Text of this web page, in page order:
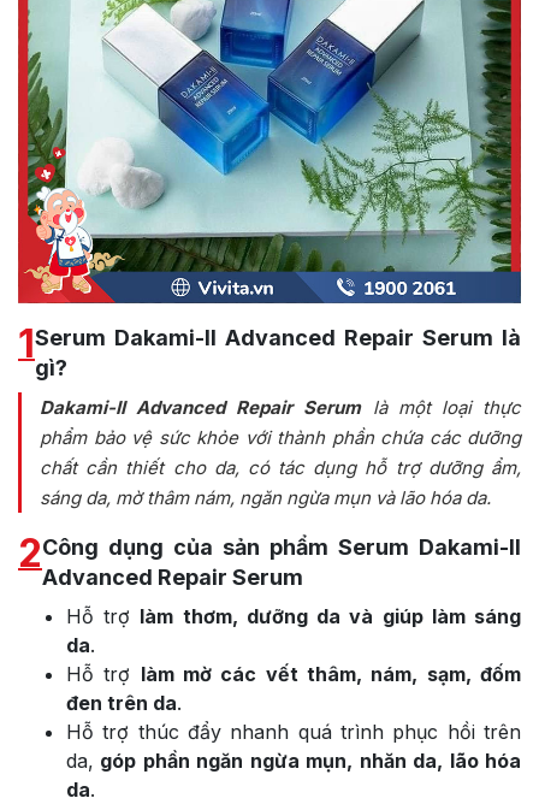
1Serum Dakami-II Advanced Repair Serum là
gì?
Dakami-II Advanced Repair Serumlà một loại thực
phẩm bảo vệ sức khỏe với thành phần chứa các dưỡng
chất cần thiết cho da, có tác dụng hỗ trợ dưỡng ẩm,
sáng da, mờ thâm nám, ngăn ngừa mụn và lão hóa da.
2Công dụng của sản phẩm Serum Dakami-II
Advanced Repair Serum
Hỗ trợ làm thơm, dưỡng da và giúp làm sáng
da.
Hỗ trợ làm mờ các vết thâm, nám, sạm, đốm
đen trên da.
Hỗ trợ thúc đẩy nhanh quá trình phục hồi trên
da, góp phần ngăn ngừa mụn, nhăn da, lão hóa
da.